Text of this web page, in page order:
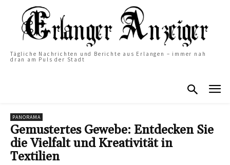
Tägliche Nachrichten und Berichte aus Erlangen – immer nah
dran am Puls der Stadt
PANORAMA
Gemustertes Gewebe: Entdecken Sie
die Vielfalt und Kreativität in
Textilien